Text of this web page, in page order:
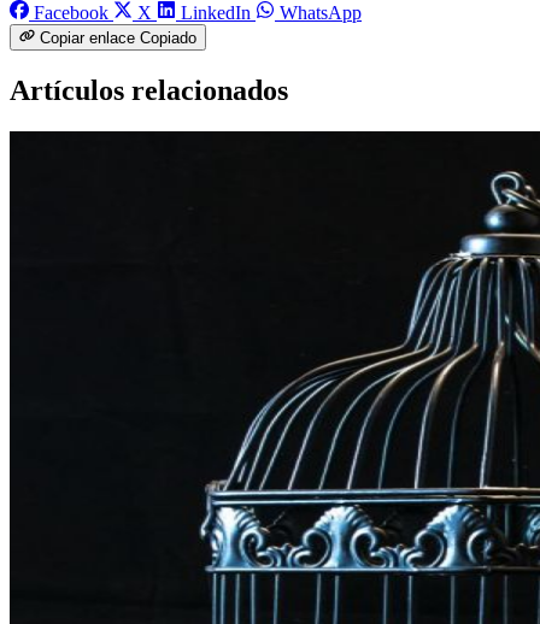
Facebook X LinkedIn WhatsApp
Copiar enlace Copiado
Artículos relacionados